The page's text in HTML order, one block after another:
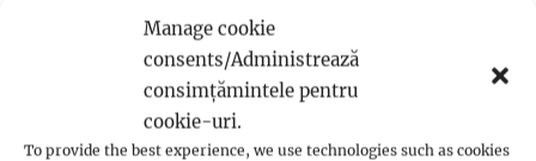
Manage cookie
consents/Administrează
consimțămintele pentru
cookie-uri.
To provide the best experience, we use technologies such as cookies
public negările față de Treime
Parlamentul Lung de
Henry Vane cel
, Biddle a fost eliberat în 1648. În 1652, a
fost arestat din nou după ce a publicat un
catehism antitrinitar. John Owen a produs mai